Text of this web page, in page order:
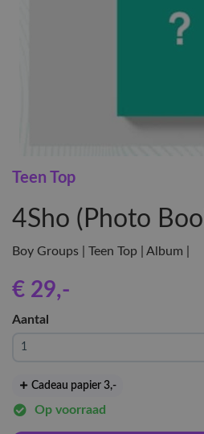
Teen Top
4Sho (Photo
Boy Groups | Teen Top | Album |
€ 29,-
Aantal
Cadeau papier 3,-
Op voorraad